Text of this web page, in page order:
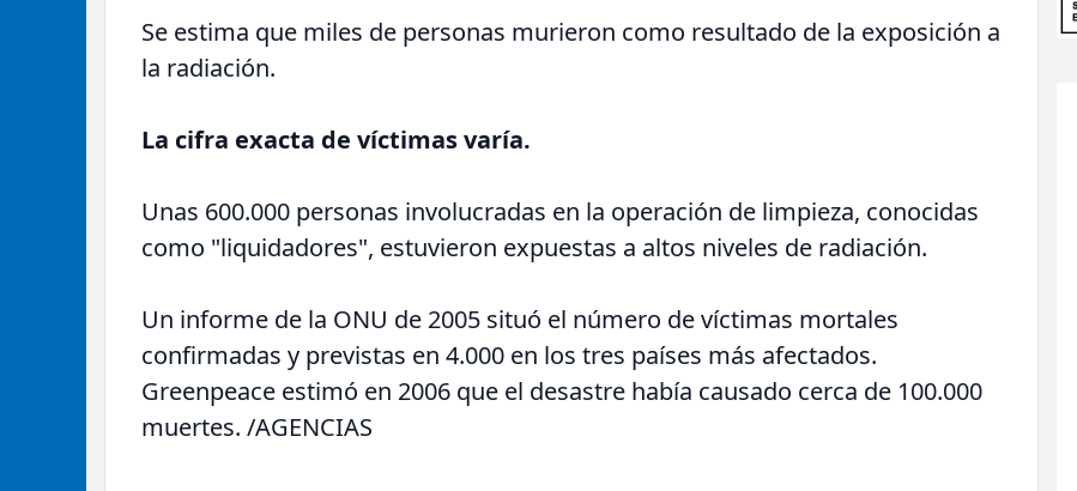
Se estima que miles de personas murieron como resultado de la exposición a
la radiación.
La cifra exacta de víctimas varía.
Unas 600.000 personas involucradas en la operación de limpieza, conocidas
como "liquidadores", estuvieron expuestas a altos niveles de radiación.
Un informe de la ONU de 2005 situó el número de víctimas mortales
confirmadas y previstas en 4.000 en los tres países más afectados.
Greenpeace estimó en 2006 que el desastre había causado cerca de 100.000
muertes. /AGENCIAS